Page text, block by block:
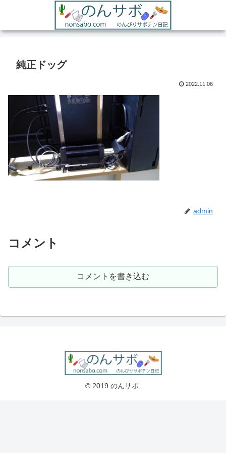
純正ドッグ
2022.11.06
admin
コメント
コメントを書き込む
© 2019 のんサボ.